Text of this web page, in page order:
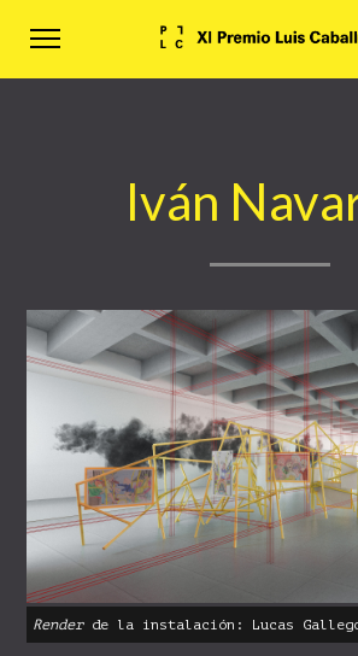
Iván
Render de la instalación: Lucas